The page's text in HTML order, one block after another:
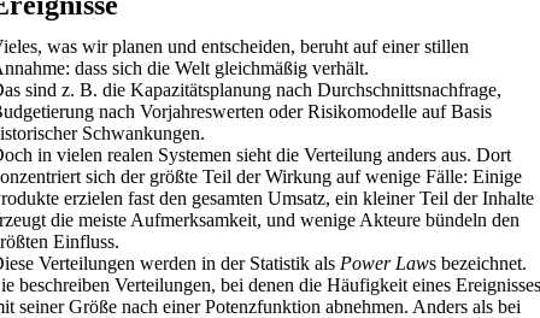
was wir planen und entscheiden, beruht auf einer stillen
dass sich die Welt gleichmäßig verhält.
sind z. B. die Kapazitätsplanung nach Durchschnittsnachfrage,
nach Vorjahreswerten oder Risikomodelle auf Basis
Schwankungen.
in vielen realen Systemen sieht die Verteilung anders aus. Dort
sich der größte Teil der Wirkung auf wenige Fälle: Einige
erzielen fast den gesamten Umsatz, ein kleiner Teil der Inhalte
die meiste Aufmerksamkeit, und wenige Akteure bündeln den
Einfluss.
Verteilungen werden in der Statistik als Power Laws bezeichnet.
beschreiben Verteilungen, bei denen die Häufigkeit eines Ereignisses
seiner Größe nach einer Potenzfunktion abnehmen. Anders als bei